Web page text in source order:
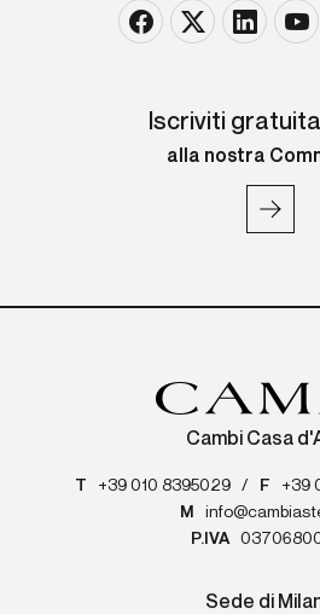
Iscriviti
alla nostra
Cambi Casa
T +39 010 8395029 / F
+39
M
P.IVA
Sede di